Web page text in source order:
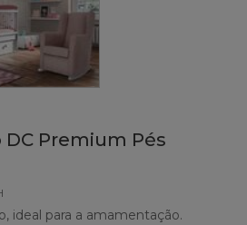
DC Premium Pés
ideal para a amamentação.